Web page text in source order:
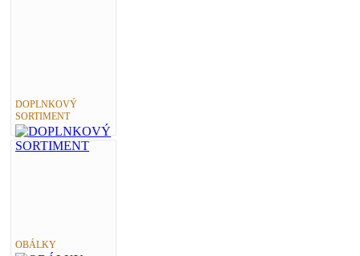
DOPLNKOVÝ
SORTIMENT
OBÁLKY